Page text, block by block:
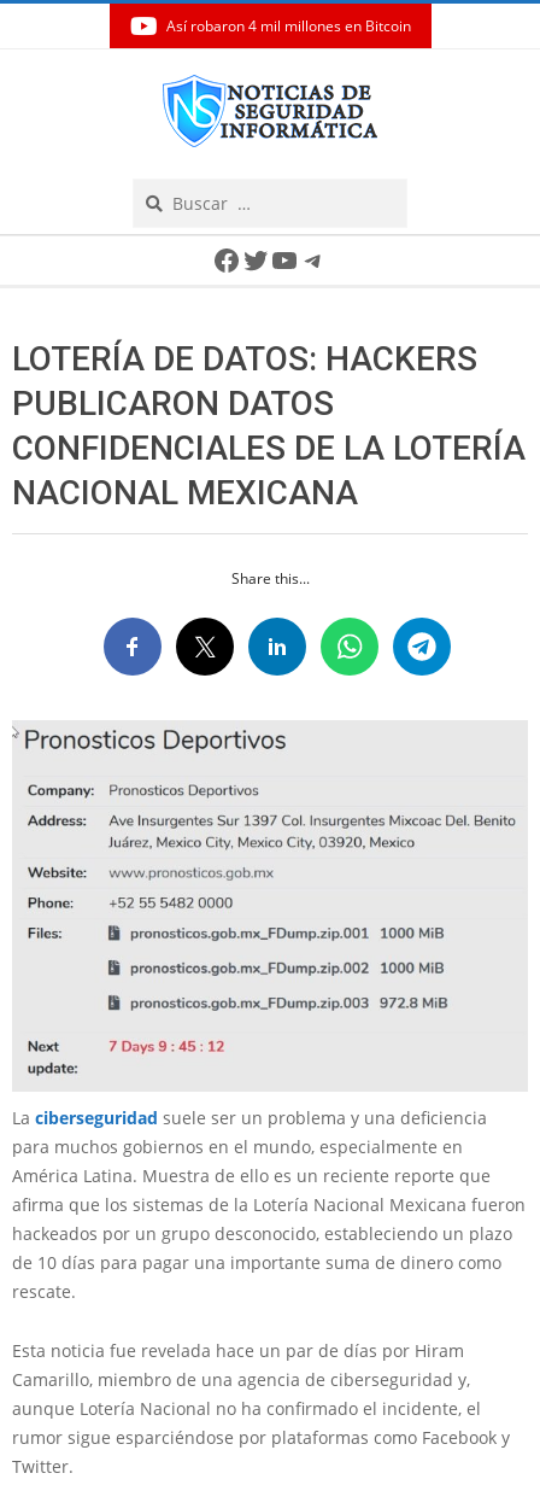
Así robaron 4 mil millones en Bitcoin
Facebook
Twitter
YouTube
Telegram
LOTERÍA DE DATOS: HACKERS
PUBLICARON DATOS
CONFIDENCIALES DE LA LOTERÍA
NACIONAL MEXICANA
Share this...
La ciberseguridad suele ser un problema y una deficiencia
para muchos gobiernos en el mundo, especialmente en
América Latina. Muestra de ello es un reciente reporte que
afirma que los sistemas de la Lotería Nacional Mexicana fueron
hackeados por un grupo desconocido, estableciendo un plazo
de 10 días para pagar una importante suma de dinero como
rescate.
Esta noticia fue revelada hace un par de días por Hiram
Camarillo, miembro de una agencia de ciberseguridad y,
aunque Lotería Nacional no ha confirmado el incidente, el
rumor sigue esparciéndose por plataformas como Facebook y
Twitter.